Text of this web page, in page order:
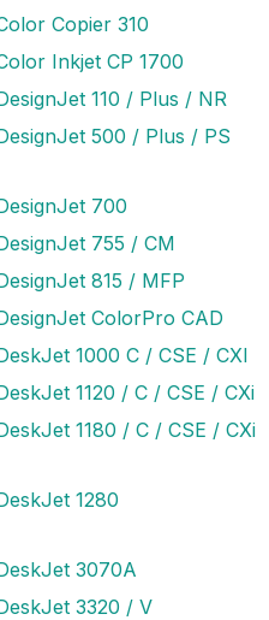
Copier 310
Inkjet CP 1700
110 / Plus / NR
500 / Plus / PS
700
755 / CM
815 / MFP
ColorPro CAD
1000 C / CSE / CXI
1120 / C / CSE / CXi
1180 / C / CSE / CXi
1280
3070A
3320 / V